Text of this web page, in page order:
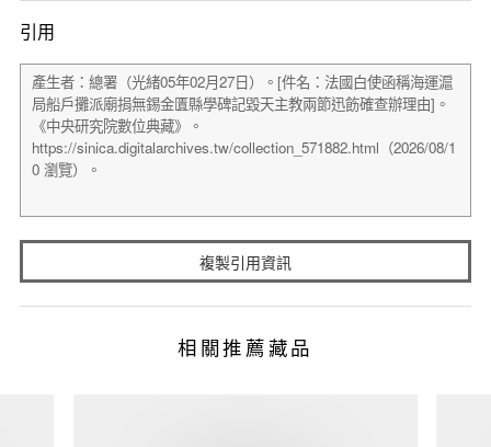
引用
複製引用資訊
相關推薦藏品